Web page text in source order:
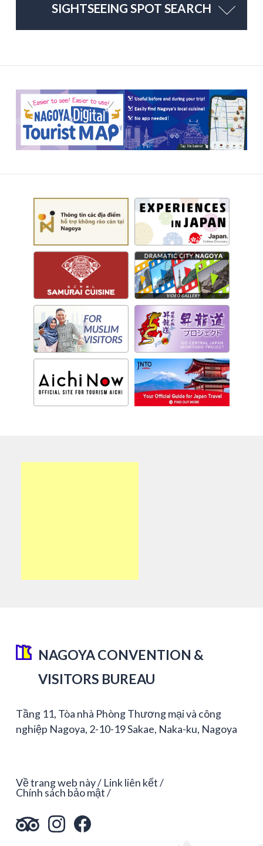
SIGHTSEEING SPOT SEARCH
NAGOYA CONVENTION &
VISITORS BUREAU
Tầng 11, Tòa nhà Phòng Thương mại và công
nghiệp Nagoya, 2-10-19 Sakae, Naka-ku, Nagoya
Về trang web này Link liên kết
Chính sách bảo mật